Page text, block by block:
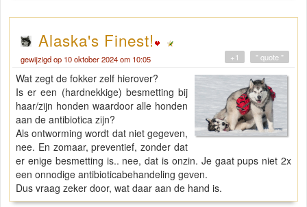
Alaska's Finest!
gewijzigd op 10 oktober 2024 om 10:05 " quote "
+1
Wat zegt de fokker zelf hierover?
Is er een (hardnekkige) besmetting bij
haar/zijn honden waardoor alle honden
aan de antibiotica zijn?
Als ontworming wordt dat niet gegeven,
nee. En zomaar, preventief, zonder dat
er enige besmetting is.. nee, dat is onzin. Je gaat pups niet 2x
een onnodige antibioticabehandeling geven.
Dus vraag zeker door, wat daar aan de hand is.